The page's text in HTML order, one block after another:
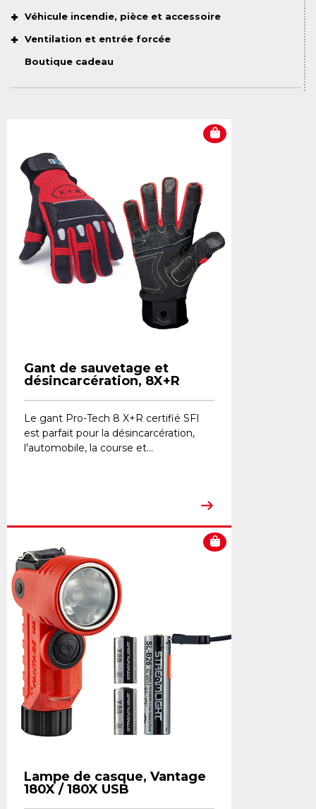
Véhicule incendie, pièce et accessoire
Ventilation et entrée forcée
Boutique cadeau
Gant de sauvetage et
désincarcération, 8X+R
Le gant Pro-Tech 8 X+R certifié SFI
est parfait pour la désincarcération,
l'automobile, la course et...
Lampe de casque, Vantage
180X / 180X USB